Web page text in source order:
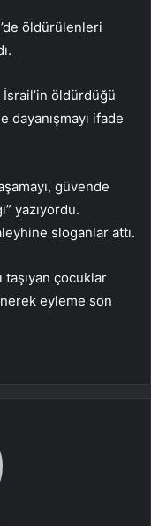
öldürülenleri
öldürdüğü
dayanışmayı ifade
güvende
yazıyordu.
sloganlar attı.
çocuklar
eyleme son